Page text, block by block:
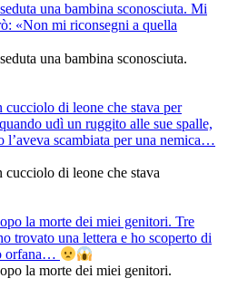
una bambina sconosciuta. Mi
«Non mi riconsegni a quella
una bambina sconosciuta.
di leone che stava per
udì un ruggito alle sue spalle,
l’aveva scambiata per una nemica…
di leone che stava
la morte dei miei genitori. Tre
trovato una lettera e ho scoperto di
orfana…
la morte dei miei genitori.